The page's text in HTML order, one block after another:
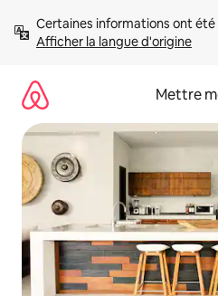
directement
Afficher la langue d'origine
Mettre